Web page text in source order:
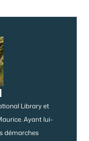
Library et
Ayant lui-
démarches